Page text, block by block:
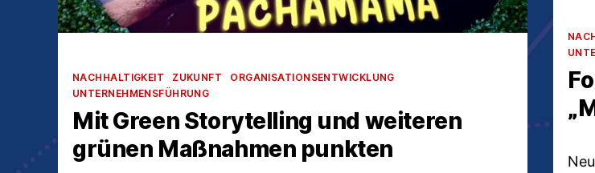
Kategorien
NACHHALTIGKEIT ZUKUNFT
ORGANISATIONSENTWICKLUNG
UNTERNEHMENSFÜHRUNG
Mit Green Storytelling und weiteren
grünen Maßnahmen punkten